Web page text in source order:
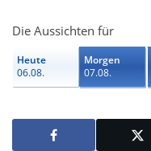
Die Aussichten für
Heute
06.08.
Morgen
07.08.